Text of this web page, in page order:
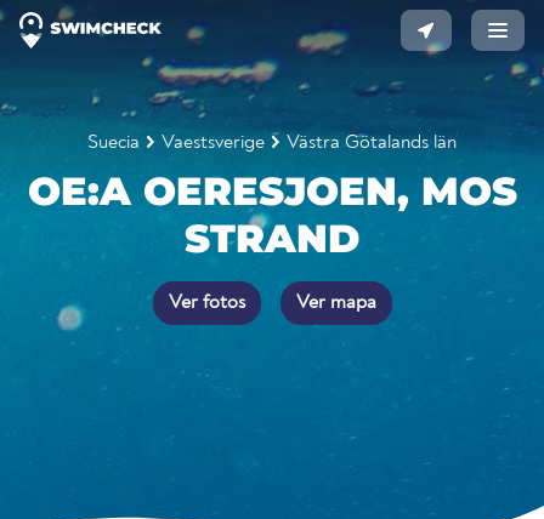
Suecia Vaestsverige Västra Götalands län
OE:A OERESJOEN, MOS
STRAND
Ver fotos Ver mapa